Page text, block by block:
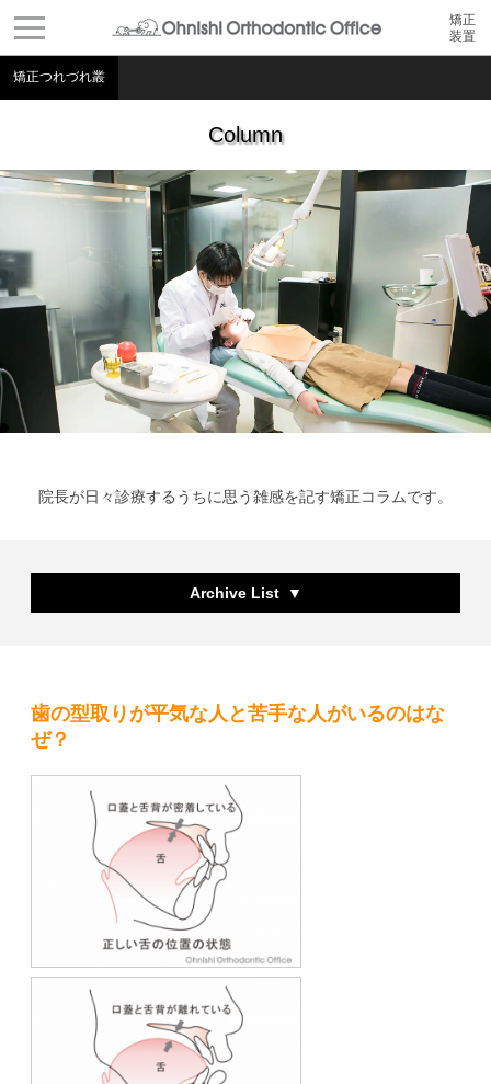
矯正
装置
矯正つれづれ叢
Column
院長が日々診療するうちに思う雑感を記す矯正コラムです。
Archive List
歯の型取りが平気な人と苦手な人がいるのはな
ぜ？